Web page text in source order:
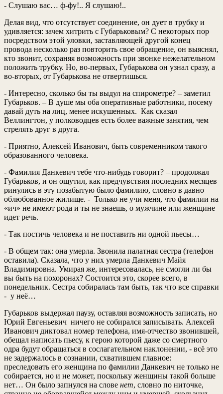
- Слушаю вас… ф-фу!.. Я слушаю!..
Делая вид, что отсутствует соединение, он дует в трубку и
удивляется: зачем хитрить с Губарьковым? С некоторых пор
посредством этой уловки, заставляющей другой конец
провода несколько раз повторить свое обращение, он выяснял,
кто звонит, сохраняя возможность при звонке нежелательном
положить трубку. Но, во-первых, Губарькова он узнал сразу, а
во-вторых, от Губарькова не отвертишься.
- Интересно, сколько бы ты выдул на спирометре? – заметил
Губарьков. – В душе мы оба оперативные работники, посему
давай дуть на лиц, менее искушенных. Как сказал
Веллингтон, у полководцев есть более важные занятия, чем
стрелять друг в друга.
- Приятно, Алексей Иванович, быть современником такого
образованного человека.
- Фамилия Данкевич тебе что-нибудь говорит? – продолжал
Губарьков, и он ощутил, как предчувствия последних месяцев
ринулись в эту позабытую было фамилию, словно в давно
облюбованное жилище. - Только не учи меня, что фамилии на
«ич» не имеют рода и ты не знаешь, о мужчине или женщине
идет речь.
- Так постичь человека и не поставить ни одной пьесы…
- В общем так: она умерла. Звонила палатная сестра (телефон
оставила). Сказала, что у них умерла Данкевич Майя
Владимировна. Умирая же, интересовалась, не смогли ли бы
вы быть на похоронах? Состоится это, скорее всего, в
понедельник. Сестра собиралась там быть, так что все справки
- у неё…
Губарьков выдержал паузу, оставляя возможность записать, но
Юрий Евгеньевич ничего не собирался записывать. Алексей
Иванович диктовал номер телефона, имя-отчество звонившей,
обещал написать пьесу, к герою которой даже со смертного
одра будут обращаться в сослагательном наклонении, - всё это
не задержалось в сознании, схватившем главное:
преследовать его женщина по фамилии Данкевич не только не
собирается, но и не может, поскольку женщины такой больше
нет… Он было запнулся на слове нет, словно по ниточке,